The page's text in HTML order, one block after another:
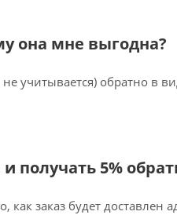
она мне выгодна?
учитывается) обратно в
получать 5%
как заказ будет